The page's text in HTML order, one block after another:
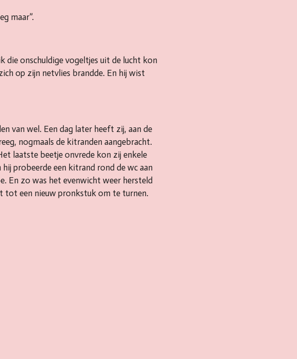
maar”.
die onschuldige vogeltjes uit de lucht kon
op zijn netvlies brandde. En hij wist
van wel. Een dag later heeft zij, aan de
nogmaals de kitranden aangebracht.
laatste beetje onvrede kon zij enkele
probeerde een kitrand rond de wc aan
En zo was het evenwicht weer hersteld
tot een nieuw pronkstuk om te turnen.